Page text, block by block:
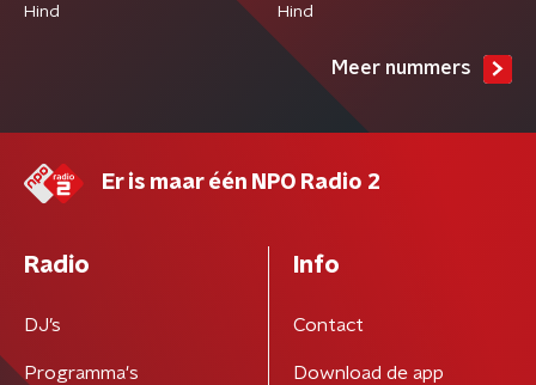
Hind
Hind
Meer nummers
Er is maar één NPO Radio 2
Radio
DJ’s
Programma's
Info
Contact
Download de app